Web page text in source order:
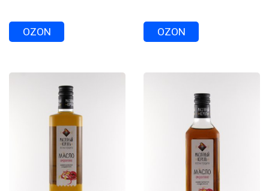
OZON OZON